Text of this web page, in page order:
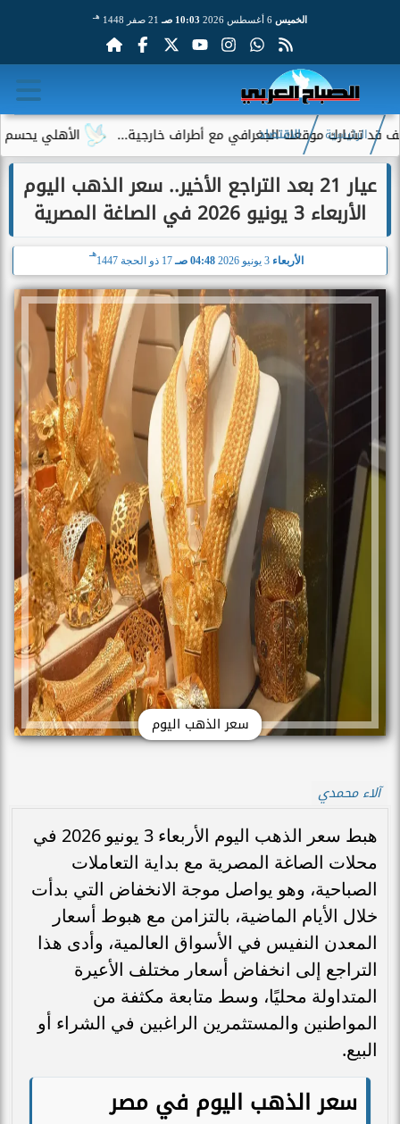
الخميس 10:03 صـ 21 صفر 1448 هـ
الأهلي يحسم الجدل موقعك الجغرافي مع أطراف خارجية...
الرئيسية الاقتصاد
عيار 21 بعد التراجع الأخير.. سعر الذهب اليوم
الأربعاء 3 يونيو 2026 في الصاغة المصرية
الأربعاء 04:48 صـ 17 ذو الحجة 1447
هـ
سعر الذهب اليوم
آلاء محمدي
هبط سعر الذهب اليوم الأربعاء 3 يونيو 2026 في
محلات الصاغة المصرية مع بداية التعاملات
الصباحية، وهو يواصل موجة الانخفاض التي بدأت
خلال الأيام الماضية، بالتزامن مع هبوط أسعار
المعدن النفيس في الأسواق العالمية، وأدى هذا
التراجع إلى انخفاض أسعار مختلف الأعيرة
المتداولة محليًا، وسط متابعة مكثفة من
المواطنين والمستثمرين الراغبين في الشراء أو
البيع.
سعر الذهب اليوم في مصر